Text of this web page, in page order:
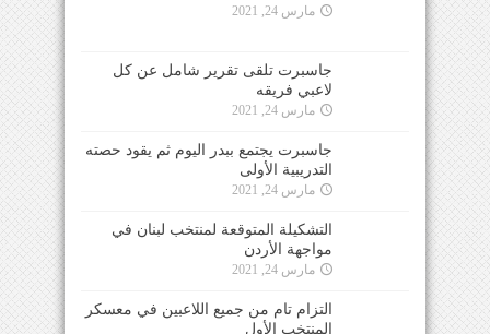
مارس 24, 2021
جاسبرت تلقى تقرير شامل عن كل
لاعبي فريقه
مارس 24, 2021
جاسبرت يجتمع ببدر اليوم ثم يقود حصته
التدريبية الأولى
مارس 24, 2021
التشكيلة المتوقعة لمنتخب لبنان في
مواجهة الأردن
مارس 24, 2021
التزام تام من جميع اللاعبين في معسكر
المنتخب الأول